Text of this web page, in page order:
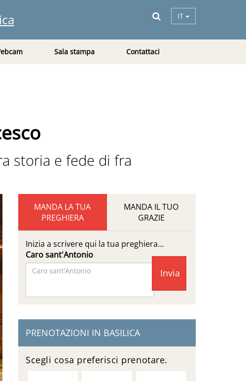
IT
Sala stampa Contattaci
storia e fede di fra
MANDA LA TUA
PREGHIERA
MANDA IL TUO
GRAZIE
Inizia a scrivere qui la tua preghiera…
Caro sant'Antonio
PRENOTAZIONI IN BASILICA
Scegli cosa preferisci prenotare.